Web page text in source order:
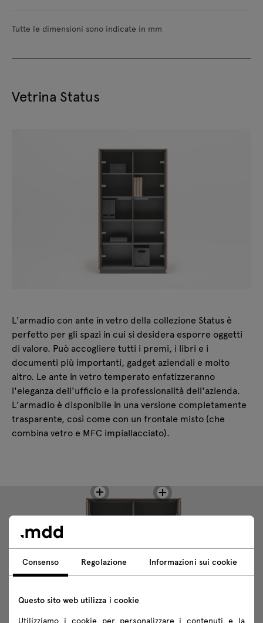
Tutte le dimensioni sono indicate in mm
Vetrina Status
L'armadio con ante in vetro della collezione Status è
perfetto per gli spazi in cui si desidera esporre oggetti
di valore. Può accogliere tutti i premi, i libri e i
documenti più importanti, gadget aziendali e molto
altro. Le ante in vetro temperato enfatizzeranno
l'eleganza dell'ufficio e la professionalità dell'azienda.
L'armadio è disponibile in una versione completamente
trasparente, così come con un frontale misto (che
combina vetro e MFC impiallacciato).
Consenso Regolazione Informazioni sui cookie
Questo sito web utilizza i cookie
Utilizziamo i cookie per personalizzare i contenuti e la